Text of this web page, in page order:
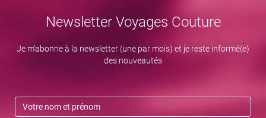
Newsletter Voyages Couture
Je m’abonne à la newsletter (une par mois) et je reste informé(e)
des nouveautés